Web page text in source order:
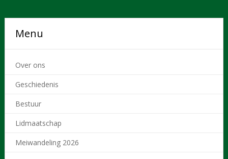
Menu
Over ons
Geschiedenis
Bestuur
Lidmaatschap
Meiwandeling 2026